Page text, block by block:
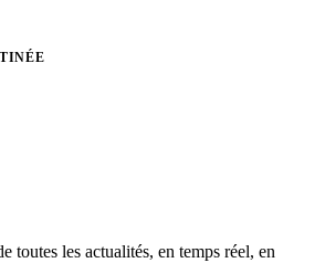
toutes les actualités, en temps réel, en